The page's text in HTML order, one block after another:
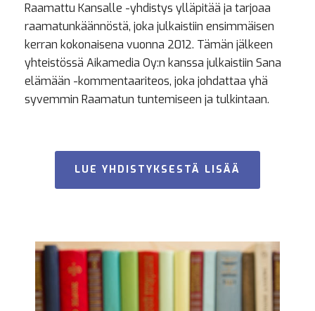
Raamattu Kansalle -yhdistys ylläpitää ja tarjoaa
raamatunkäännöstä, joka julkaistiin ensimmäisen
kerran kokonaisena vuonna 2012. Tämän jälkeen
yhteistössä Aikamedia Oy:n kanssa julkaistiin Sana
elämään -kommentaariteos, joka johdattaa yhä
syvemmin Raamatun tuntemiseen ja tulkintaan.
LUE YHDISTYKSESTÄ LISÄÄ